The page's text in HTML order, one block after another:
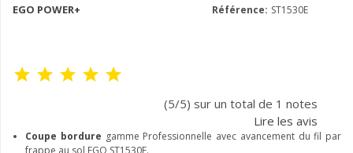
EGO POWER+ Référence: ST1530E
(5/5) sur un total de 1 notes
Lire les avis
Coupe bordure gamme Professionnelle avec avancement du fil par
frappe au sol EGO ST1530E.